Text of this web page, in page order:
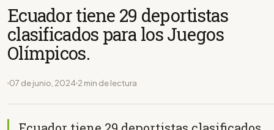
Ecuador tiene 29 deportistas
clasificados para los Juegos
Olímpicos.
07 de junio, 2024 2 min de lectura